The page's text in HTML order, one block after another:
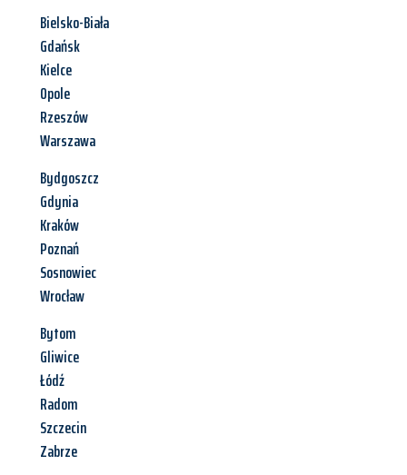
Bielsko-Biała
Gdańsk
Kielce
Opole
Rzeszów
Warszawa
Bydgoszcz
Gdynia
Kraków
Poznań
Sosnowiec
Wrocław
Bytom
Gliwice
Łódź
Radom
Szczecin
Zabrze